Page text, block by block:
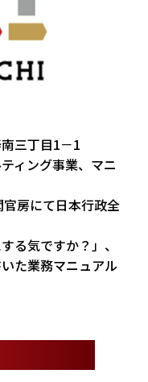
三丁目1－1
ィング事業、マニ
房にて日本行政全
る気ですか？」、
た業務マニュアル